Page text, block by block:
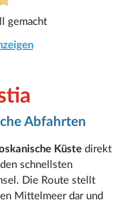
gemacht
Abfahrten
Küste direkt
schnellsten
Die Route stellt
Mittelmeer dar und